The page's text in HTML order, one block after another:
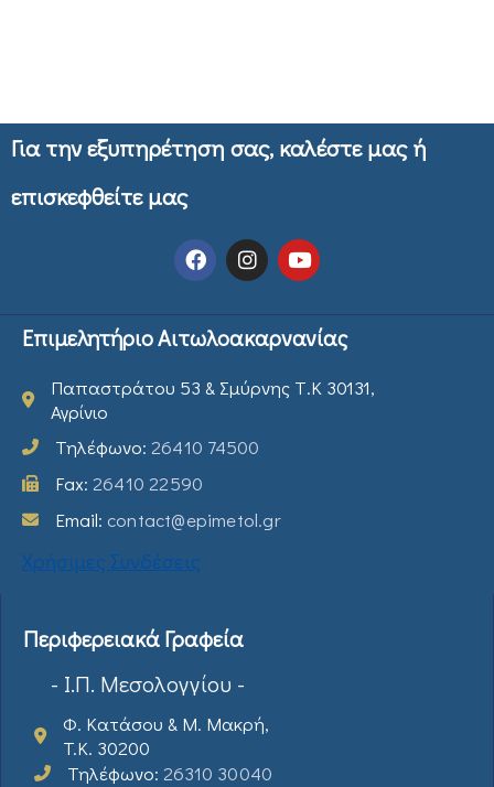
Για την εξυπηρέτηση σας, καλέστε μας ή
επισκεφθείτε μας
Επιμελητήριο Αιτωλοακαρνανίας
Παπαστράτου 53 & Σμύρνης Τ.Κ 30131,
Αγρίνιο
Τηλέφωνο: 26410 74500
Fax: 26410 22590
Email: contact@epimetol.gr
Χρήσιμες Συνδέσεις
Περιφερειακά Γραφεία
- Ι.Π. Μεσολογγίου -
Φ. Κατάσου & Μ. Μακρή,
T.K. 30200
Τηλέφωνο: 26310 30040